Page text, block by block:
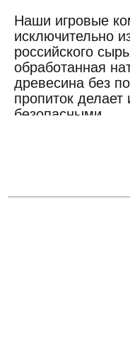
Наши игровые
исключительно
российского
обработанная
древесина без
пропиток делает
безопасными.